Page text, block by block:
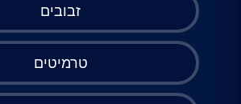
זבובים
טרמיטים